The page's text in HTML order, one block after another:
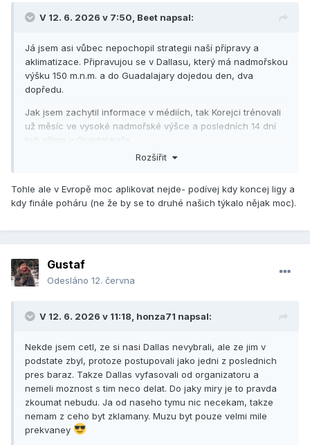
V 12. 6. 2026 v 7:50, Beet napsal:
Já jsem asi vůbec nepochopil strategii naší přípravy a
aklimatizace. Připravujou se v Dallasu, který má nadmořskou
výšku 150 m.n.m. a do Guadalajary dojedou den, dva
dopředu.
Jak jsem zachytil informace v médiích, tak Korejci trénovali
už měsíc ve vysoké nadmořské výšce a posledních 14 dní
byli přímo v Guadalajaře.
Rozšířit
Tohle ale v Evropě moc aplikovat nejde- podívej kdy koncej ligy a
kdy finále poháru (ne že by se to druhé našich týkalo nějak moc).
Gustaf
Odesláno 12. června
V 12. 6. 2026 v 11:18, honza71 napsal:
Nekde jsem cetl, ze si nasi Dallas nevybrali, ale ze jim v
podstate zbyl, protoze postupovali jako jedni z poslednich
pres baraz. Takze Dallas vyfasovali od organizatoru a
nemeli moznost s tim neco delat. Do jaky miry je to pravda
zkoumat nebudu. Ja od naseho tymu nic necekam, takze
nemam z ceho byt zklamany. Muzu byt pouze velmi mile
prekvaney